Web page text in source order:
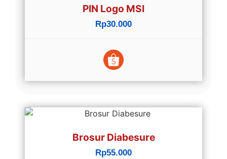
PIN Logo MSI
Rp30.000
Brosur Diabesure
Rp55.000